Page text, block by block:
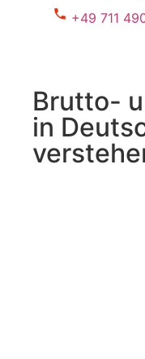
+49 711
Brutto-
in